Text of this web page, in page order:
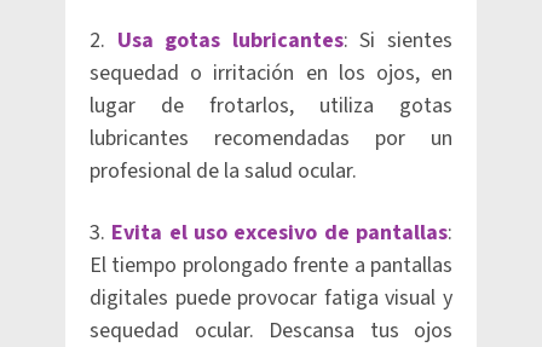
2. Usa gotas lubricantes: Si sientes
sequedad o irritación en los ojos, en
lugar de frotarlos, utiliza gotas
lubricantes recomendadas por un
profesional de la salud ocular.
3. Evita el uso excesivo de pantallas:
El tiempo prolongado frente a pantallas
digitales puede provocar fatiga visual y
sequedad ocular. Descansa tus ojos